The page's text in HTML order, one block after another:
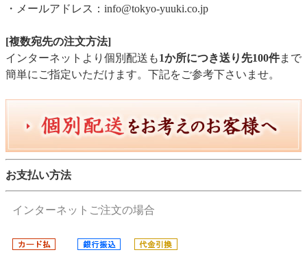
・メールアドレス：info@tokyo-yuuki.co.jp
[複数宛先の注文方法]
インターネットより個別配送も1か所につき送り先100件まで
簡単にご指定いただけます。下記をご参考下さいませ。
お支払い方法
インターネットご注文の場合